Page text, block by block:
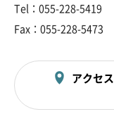
Tel：055-228-5419
Fax：055-228-5473
アクセス